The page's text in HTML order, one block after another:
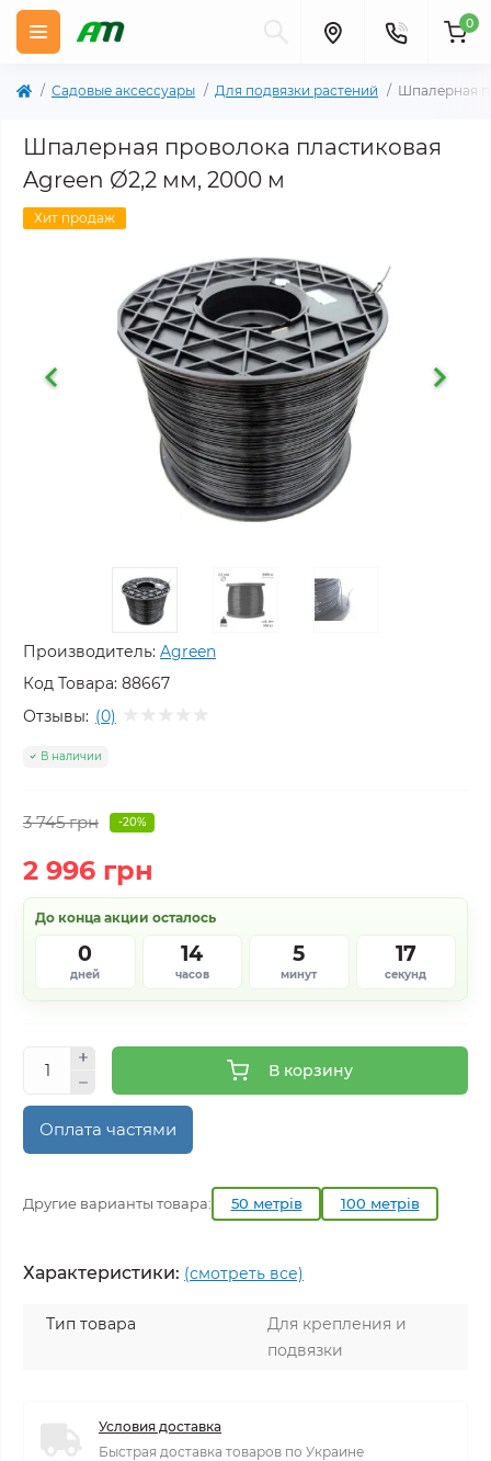
0
Садовые аксессуары Для подвязки растений Шпалерная
Шпалерная проволока пластиковая
Agreen Ø2,2 мм, 2000 м
Хит продаж
Производитель: Agreen
Код Товара: 88667
Отзывы: (0)
В наличии
3 745 грн -20%
2 996 грн
До конца акции осталось
0
дней
14
часов
5
минут
17
секунд
В корзину
Оплата частями
Другие варианты товара: 50 метрів 100 метрів
Характеристики: (смотреть все)
Тип товара
Для крепления и
подвязки
Условия доставка
Быстрая доставка товаров по Украине